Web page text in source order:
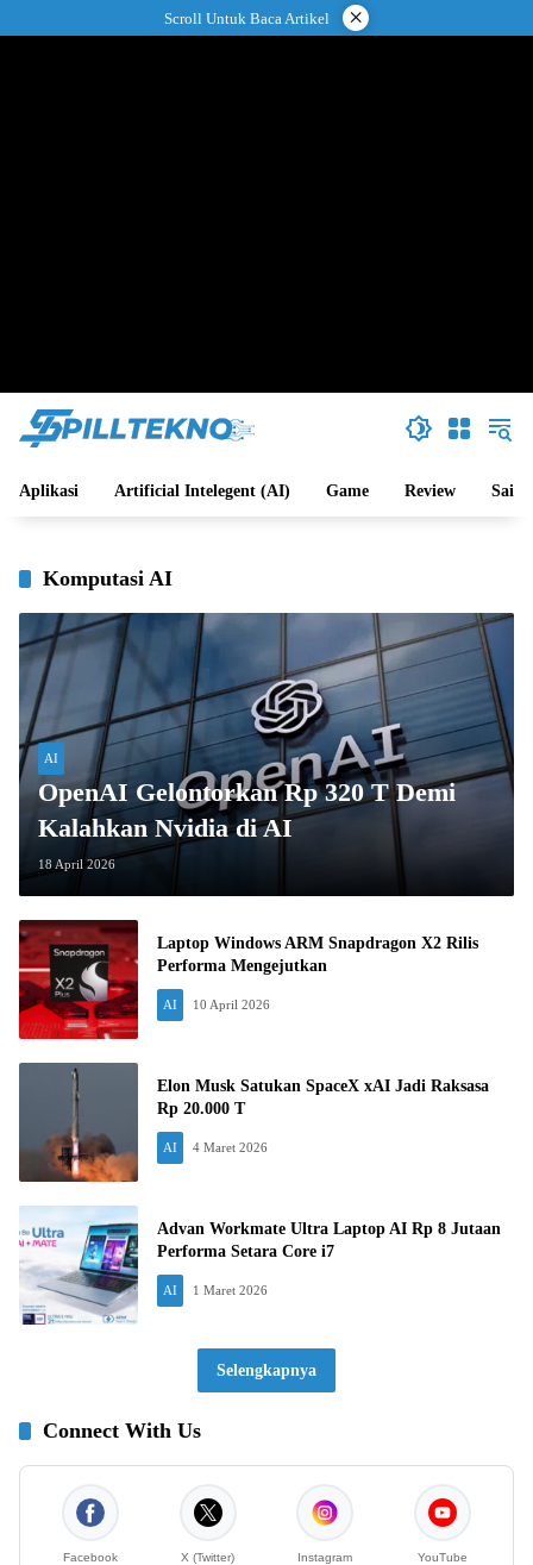
ke
Scroll Untuk Baca Artikel ×
Aplikasi Artificial Intelegent (AI) Game Review Sains
Komputasi AI
AI
OpenAI Gelontorkan Rp 320 T Demi
Kalahkan Nvidia di AI
18 April 2026
Laptop Windows ARM Snapdragon X2 Rilis
Performa Mengejutkan
AI 10 April 2026
Elon Musk Satukan SpaceX xAI Jadi Raksasa
Rp 20.000 T
AI 4 Maret 2026
Advan Workmate Ultra Laptop AI Rp 8 Jutaan
Performa Setara Core i7
AI 1 Maret 2026
Selengkapnya
Connect With Us
Facebook X (Twitter) Instagram YouTube